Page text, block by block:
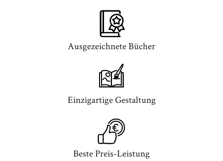
Ausgezeichnete Bücher
Einzigartige Gestaltung
Beste Preis-Leistung